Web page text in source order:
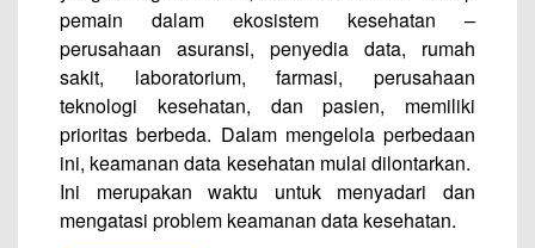
pemain dalam ekosistem kesehatan –
perusahaan asuransi, penyedia data, rumah
sakit, laboratorium, farmasi, perusahaan
teknologi kesehatan, dan pasien, memiliki
prioritas berbeda. Dalam mengelola perbedaan
ini, keamanan data kesehatan mulai dilontarkan.
Ini merupakan waktu untuk menyadari dan
mengatasi problem keamanan data kesehatan.